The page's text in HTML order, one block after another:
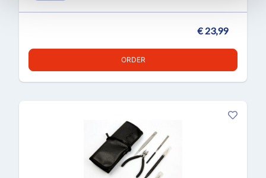
€ 23,99
ORDER